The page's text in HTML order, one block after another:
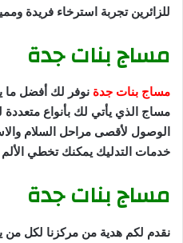
للزائرين تجربة استرخاء فريدة
مساج بنات جدة
مساج بنات جدة نوفر لك أفضل ما
مساج الذي يأتي لك بأنواع متعددة
الوصول لأقصى مراحل السلام
خدمات التدليك يمكنك تخطي الألم
مساج بنات جدة
نقدم لكم هدية من مركزنا لكل